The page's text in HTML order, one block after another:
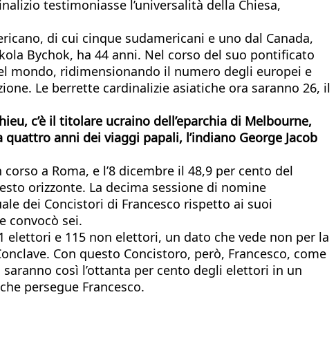
testimoniasse l’universalità della Chiesa,
di cui cinque sudamericani e uno dal Canada,
Bychok, ha 44 anni. Nel corso del suo pontificato
mondo, ridimensionando il numero degli europei e
Le berrette cardinalizie asiatiche ora saranno 26, il
c’è il titolare ucraino dell’eparchia di Melbourne,
quattro anni dei viaggi papali, l’indiano George Jacob
a Roma, e l’8 dicembre il 48,9 per cento del
orizzonte. La decima sessione di nomine
dei Concistori di Francesco rispetto ai suoi
convocò sei.
e 115 non elettori, un dato che vede non per la
Con questo Concistoro, però, Francesco, come
così l’ottanta per cento degli elettori in un
persegue Francesco.